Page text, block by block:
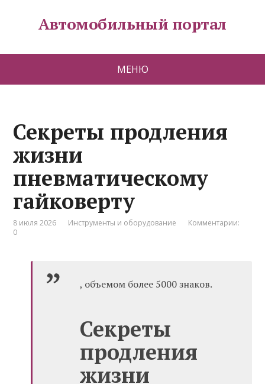
Автомобильный портал
МЕНЮ
Секреты продления
жизни
пневматическому
гайковерту
8 июля 2026 Инструменты и оборудование
Комментарии:
0
, объемом более 5000 знаков.
Секреты
продления
жизни